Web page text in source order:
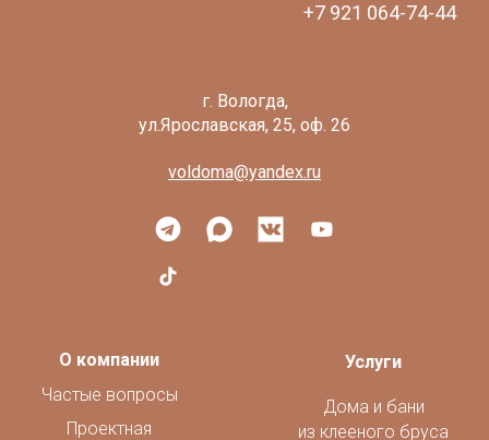
+7 921 064-74-44
voldoma@yandex.ru
Услуги
Дома и бани
из клееного бруса
О компании
Частые вопросы
Проектная